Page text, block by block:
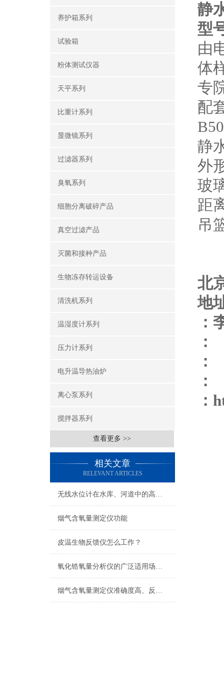
养护箱系列
试验箱
粉体测试仪器
天平系列
比重计系列
显微镜系列
过滤器系列
臭氧系列
细胞分离破碎产品
真空过滤产品
灭菌和接种产品
生物冻存转运设备
清洗机系列
温湿度计系列
压力计系列
电升温导热油炉
离心泵系列
搅拌器系列
查看更多 >>
相关文章
RELEVANT ARTICLES
无线水位计在水库、河道中的高效应用
烟气含氧量测定仪功能
皮温生物反馈仪怎么工作？
氧化锆氧量分析仪的广泛适用场合：多元化应用展现*能力
烟气含氧量测定仪准确度高、反应迅速
静
型
由
体
专
配
静
外
玻
距
吊
北
地
：
：
：
：
：